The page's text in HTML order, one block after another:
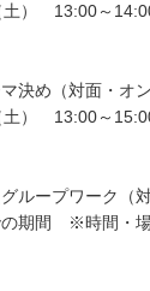
） 13:00～
め（対面・オン
） 13:00～
ープワーク（対
間 ※時間・場